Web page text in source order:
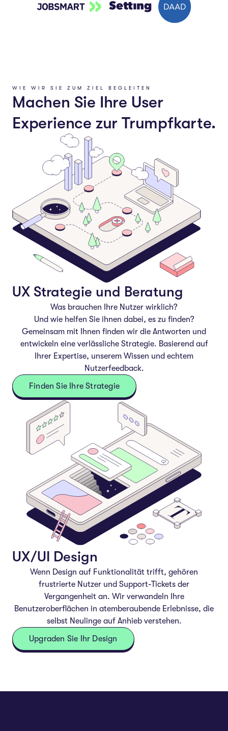
WIE WIR SIE ZUM ZIEL BEGLEITEN
Machen Sie Ihre User
Experience zur Trumpfkarte.
UX Strategie und Beratung
Was brauchen Ihre Nutzer wirklich?
Und wie helfen Sie ihnen dabei, es zu finden?
Gemeinsam mit Ihnen finden wir die Antworten und
entwickeln eine verlässliche Strategie. Basierend auf
Ihrer Expertise, unserem Wissen und echtem
Nutzerfeedback.
Finden Sie Ihre Strategie
UX/UI Design
Wenn Design auf Funktionalität trifft, gehören
frustrierte Nutzer und Support-Tickets der
Vergangenheit an. Wir verwandeln Ihre
Benutzeroberflächen in atemberaubende Erlebnisse, die
selbst Neulinge auf Anhieb verstehen.
Upgraden Sie Ihr Design